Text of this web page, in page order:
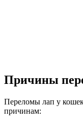
Причины
Переломы лап у
причинам: